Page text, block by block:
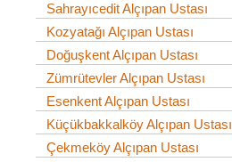
Sahrayıcedit Alçıpan Ustası
Kozyatağı Alçıpan Ustası
Doğuşkent Alçıpan Ustası
Zümrütevler Alçıpan Ustası
Esenkent Alçıpan Ustası
Küçükbakkalköy Alçıpan Ustası
Çekmeköy Alçıpan Ustası